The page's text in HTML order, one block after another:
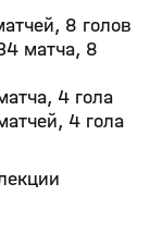
8 голов
матча, 8
4 гола
4 гола